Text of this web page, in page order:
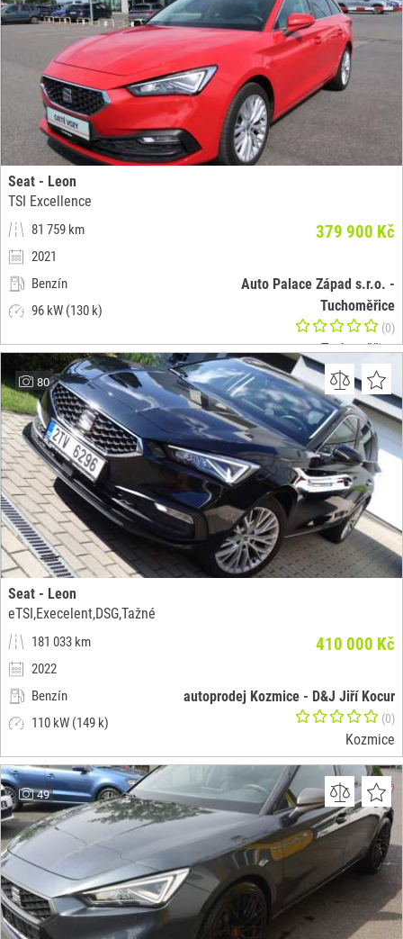
Seat - Leon
TSI Excellence
81 759 km
2021
Benzín
96 kW (130 k)
379 900 Kč
Auto Palace Západ s.r.o. -
Tuchoměřice
(0)
Tuchoměřice
80
Seat - Leon
eTSI,Execelent,DSG,Tažné
181 033 km
2022
Benzín
110 kW (149 k)
410 000 Kč
autoprodej Kozmice - D&J Jiří Kocur
(0)
Kozmice
49